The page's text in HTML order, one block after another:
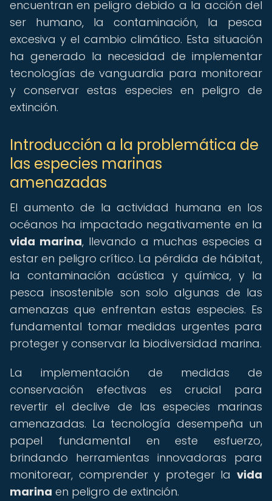
encuentran en peligro debido a la acción del
ser humano, la contaminación, la pesca
excesiva y el cambio climático. Esta situación
ha generado la necesidad de implementar
tecnologías de vanguardia para monitorear
y conservar estas especies en peligro de
extinción.
Introducción a la problemática de
las especies marinas
amenazadas
El aumento de la actividad humana en los
océanos ha impactado negativamente en la
vida marina, llevando a muchas especies a
estar en peligro crítico. La pérdida de hábitat,
la contaminación acústica y química, y la
pesca insostenible son solo algunas de las
amenazas que enfrentan estas especies. Es
fundamental tomar medidas urgentes para
proteger y conservar la biodiversidad marina.
La implementación de medidas de
conservación efectivas es crucial para
revertir el declive de las especies marinas
amenazadas. La tecnología desempeña un
papel fundamental en este esfuerzo,
brindando herramientas innovadoras para
monitorear, comprender y proteger la vida
marina en peligro de extinción.